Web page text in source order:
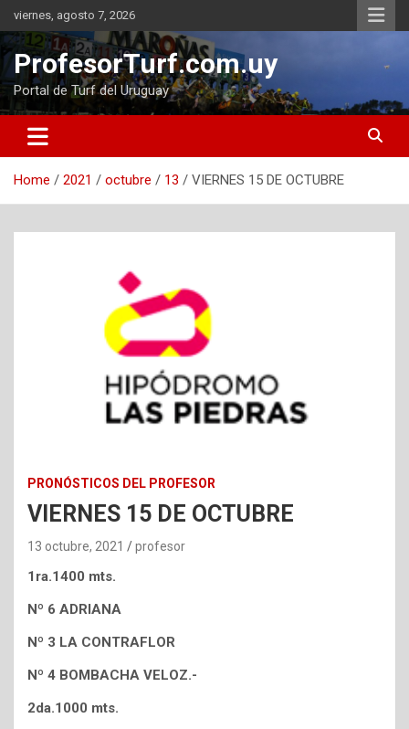
Skip
to
content
viernes, agosto 7, 2026
ProfesorTurf.com.uy
Portal de Turf del Uruguay
Home 2021 octubre 13 VIERNES 15 DE OCTUBRE
PRONÓSTICOS DEL PROFESOR
VIERNES 15 DE OCTUBRE
13 octubre, 2021 profesor
1ra.1400 mts.
Nº 6 ADRIANA
Nº 3 LA CONTRAFLOR
Nº 4 BOMBACHA VELOZ.-
2da.1000 mts.